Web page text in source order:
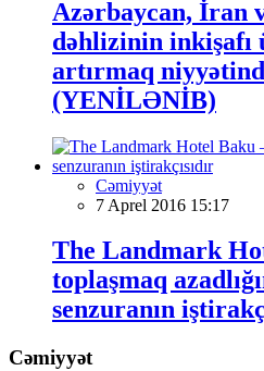
Azərbaycan, İran
dəhlizinin inkişafı
artırmaq
(YENİLƏNİB)
Cəmiyyət
7 Aprel 2016 15:17
The Landmark
toplaşmaq
senzuranın
Cəmiyyət